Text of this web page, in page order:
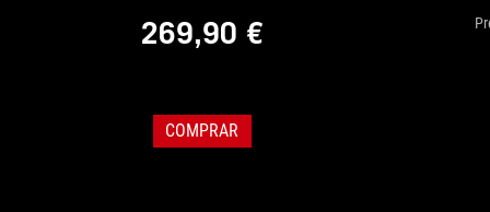
269,90 €
COMPRAR